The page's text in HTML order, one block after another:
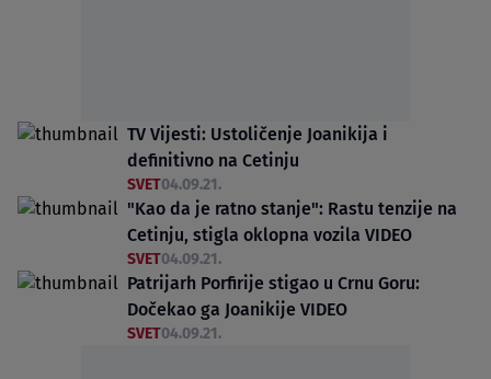
TV Vijesti: Ustoličenje Joanikija i
definitivno na Cetinju
SVET04.09.21.
"Kao da je ratno stanje": Rastu tenzije na
Cetinju, stigla oklopna vozila VIDEO
SVET04.09.21.
Patrijarh Porfirije stigao u Crnu Goru:
Dočekao ga Joanikije VIDEO
SVET04.09.21.